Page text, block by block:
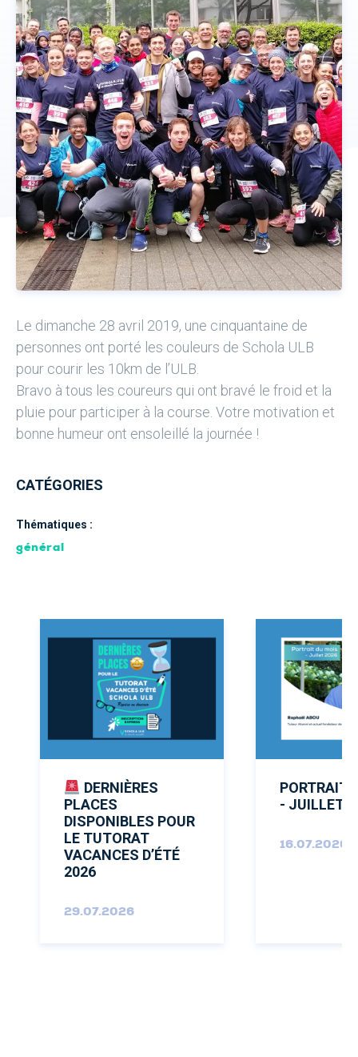
Donateurs
ACTUALITÉS
CONTACT
NOUS SOUTENIR
Le dimanche 28 avril 2019, une cinquantaine de
personnes ont porté les couleurs de Schola ULB
pour courir les 10km de l’ULB.
Bravo à tous les coureurs qui ont bravé le froid et la
pluie pour participer à la course. Votre motivation et
bonne humeur ont ensoleillé la journée !
CATÉGORIES
Thématiques :
général
DERNIÈRES
PLACES
DISPONIBLES POUR
LE TUTORAT
VACANCES D’ÉTÉ
2026
29.07.2026
PORTRAIT
- JUILLET
16.07.2026